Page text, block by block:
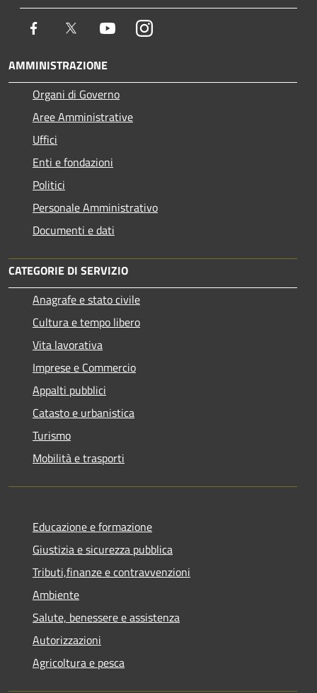
Facebook Twitter YoutubeInstagram
AMMINISTRAZIONE
Organi di Governo
Aree Amministrative
Uffici
Enti e fondazioni
Politici
Personale Amministrativo
Documenti e dati
CATEGORIE DI SERVIZIO
Anagrafe e stato civile
Cultura e tempo libero
Vita lavorativa
Imprese e Commercio
Appalti pubblici
Catasto e urbanistica
Turismo
Mobilità e trasporti
Educazione e formazione
Giustizia e sicurezza pubblica
Tributi,finanze e contravvenzioni
Ambiente
Salute, benessere e assistenza
Autorizzazioni
Agricoltura e pesca